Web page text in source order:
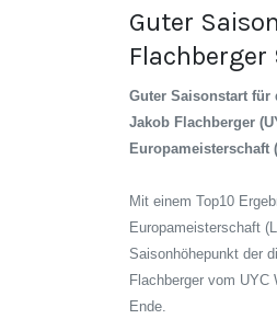
Guter
Flachberger
Guter Saisonstart für
Jakob Flachberger
Europameisterschaft
Mit einem Top10
Europameisterschaft
Saisonhöhepunkt der
Flachberger vom
Ende.